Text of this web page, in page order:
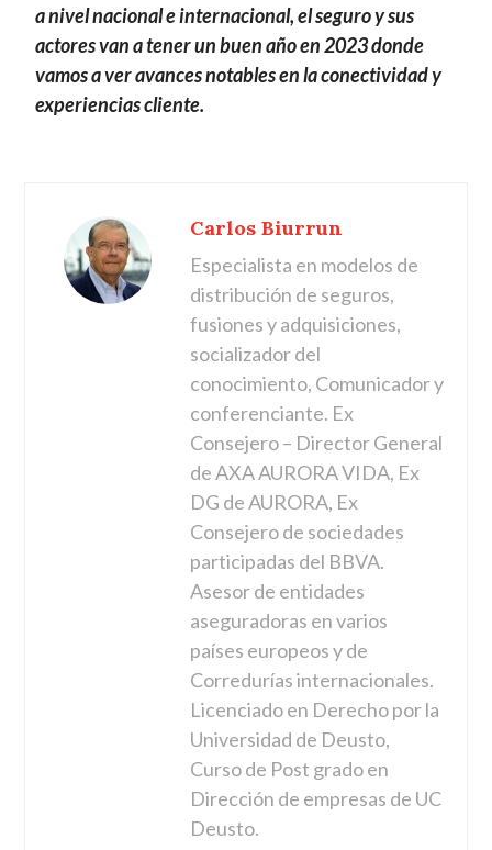
a nivel nacional e internacional, el seguro y sus
actores van a tener un buen año en 2023 donde
vamos a ver avances notables en la conectividad y
experiencias cliente.
Carlos Biurrun
Especialista en modelos de
distribución de seguros,
fusiones y adquisiciones,
socializador del
conocimiento, Comunicador y
conferenciante. Ex
Consejero – Director General
de AXA AURORA VIDA, Ex
DG de AURORA, Ex
Consejero de sociedades
participadas del BBVA.
Asesor de entidades
aseguradoras en varios
países europeos y de
Corredurías internacionales.
Licenciado en Derecho por la
Universidad de Deusto,
Curso de Post grado en
Dirección de empresas de UC
Deusto.